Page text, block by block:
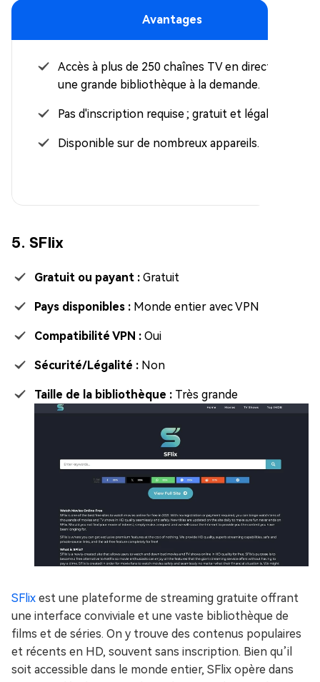
Avantages
Accès à plus de 250 chaînes TV en direct et à
une grande bibliothèque à la demande.
Pas d'inscription requise ; gratuit et légal.
Disponible sur de nombreux appareils.
5. SFlix
Gratuit ou payant : Gratuit
Pays disponibles : Monde entier avec VPN
Compatibilité VPN : Oui
Sécurité/Légalité : Non
Taille de la bibliothèque : Très grande
SFlix est une plateforme de streaming gratuite offrant
une interface conviviale et une vaste bibliothèque de
films et de séries. On y trouve des contenus populaires
et récents en HD, souvent sans inscription. Bien qu’il
soit accessible dans le monde entier, SFlix opère dans